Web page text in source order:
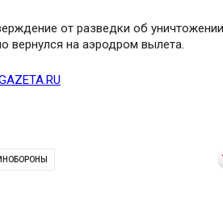
от разведки об
вернулся на аэродром вылета.